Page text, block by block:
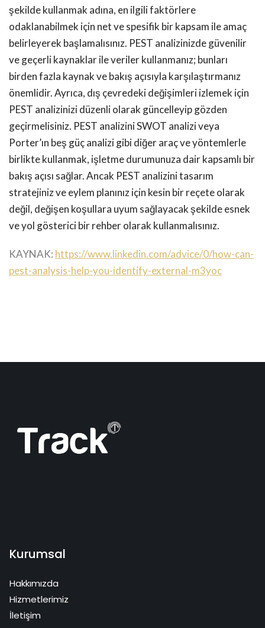
şekilde kullanmak adına, en ilgili faktörlere
odaklanabilmek için net ve spesifik bir kapsam ile amaç
belirleyerek başlamalısınız. PEST analizinizde güvenilir
ve geçerli kaynaklar ile veriler kullanmanız; bunları
birden fazla kaynak ve bakış açısıyla karşılaştırmanız
önemlidir. Ayrıca, dış çevredeki değişimleri izlemek için
PEST analizinizi düzenli olarak güncelleyip gözden
geçirmelisiniz. PEST analizini SWOT analizi veya
Porter’ın beş güç analizi gibi diğer araç ve yöntemlerle
birlikte kullanmak, işletme durumunuza dair kapsamlı bir
bakış açısı sağlar. Ancak PEST analizini tasarım
stratejiniz ve eylem planınız için kesin bir reçete olarak
değil, değişen koşullara uyum sağlayacak şekilde esnek
ve yol gösterici bir rehber olarak kullanmalısınız.
KAYNAK: https://www.linkedin.com/advice/0/how-can-
pest-analysis-help-you-identify-external-m3yoc
Kurumsal
Hakkımızda
Hizmetlerimiz
İletişim